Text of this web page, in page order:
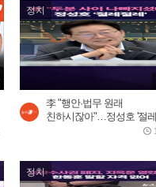
정치
李 "행안·법무 원래
친하시잖아"…정성호 '절
정치